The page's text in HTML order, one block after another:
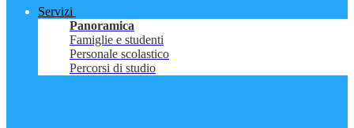
Servizi
Panoramica
Famiglie e studenti
Personale scolastico
Percorsi di studio